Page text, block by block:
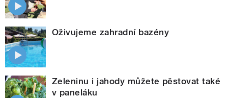
Oživujeme zahradní bazény
Zeleninu i jahody můžete pěstovat také
v paneláku